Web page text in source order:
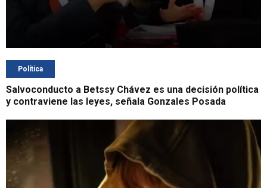
Política
Salvoconducto a Betssy Chávez es una decisión política
y contraviene las leyes, señala Gonzales Posada